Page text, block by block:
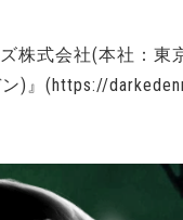
株式会社(本社：
)』(https://